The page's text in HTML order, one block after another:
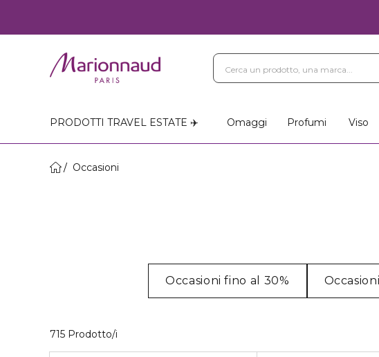
PRODOTTI TRAVEL ESTATE ✈️ Omaggi Profumi Viso
Occasioni
Occasioni fino al 30%
715 Prodotto/i